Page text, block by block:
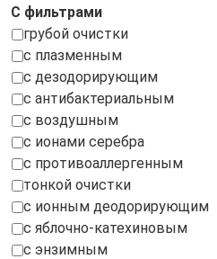
С фильтрами
грубой очистки
с плазменным
с дезодорирующим
с антибактериальным
с воздушным
с ионами серебра
с противоаллергенным
тонкой очистки
с ионным деодорирующим
с яблочно-катехиновым
с энзимным